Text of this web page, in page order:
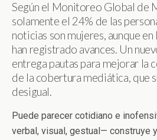
Según el Monitoreo Global de
solamente el 24% de las
noticias son mujeres, aunque
han registrado avances. Un
entrega pautas para mejorar la
de la cobertura mediática, que
desigual.
Puede parecer cotidiano e
verbal, visual, gestual— construye